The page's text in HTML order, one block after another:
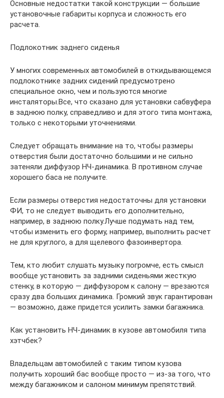
Основные недостатки такой конструкции — большие
установочные габариты корпуса и сложность его
расчета.
Подлокотник заднего сиденья
У многих современных автомобилей в откидывающемся
подлокотнике задних сидений предусмотрено
специальное окно, чем и пользуются многие
инсталяторы.Все, что сказано для установки сабвуфера
в заднюю полку, справедливо и для этого типа монтажа,
только с некоторыми уточнениями.
Следует обращать внимание на то, чтобы размеры
отверстия были достаточно большими и не сильно
затеняли диффузор НЧ-динамика. В противном случае
хорошего баса не получите.
Если размеры отверстия недостаточны для установки
ФИ, то не следует выводить его дополнительно,
например, в заднюю полку.Лучше подумать над тем,
чтобы изменить его форму, например, выполнить расчет
не для круглого, а для щелевого фазоинвертора.
Тем, кто любит слушать музыку погромче, есть смысл
вообще установить за задними сиденьями жесткую
стенку, в которую — диффузором к салону — врезаются
сразу два больших динамика. Громкий звук гарантирован
— возможно, даже придется усилить замки багажника.
Как установить НЧ-динамик в кузове автомобиля типа
хэтчбек?
Владельцам автомобилей с таким типом кузова
получить хороший бас вообще просто — из-за того, что
между багажником и салоном минимум препятствий.